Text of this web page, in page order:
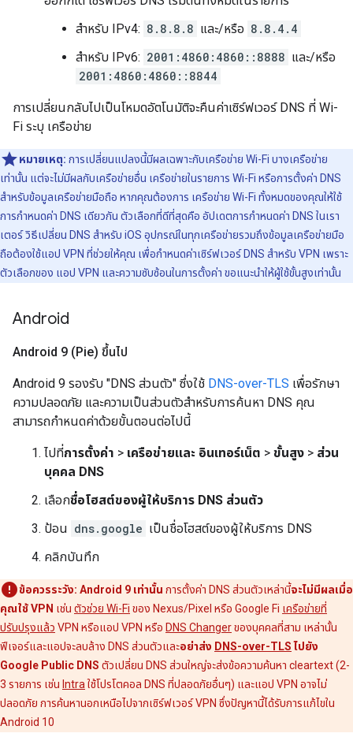
สำหรับ IPv4: 8.8.8.8 และ/หรือ 8.8.4.4
สำหรับ IPv6: 2001:4860:4860::8888 และ/หรือ
2001:4860:4860::8844
การเปลี่ยนกลับไปเป็นโหมดอัตโนมัติจะคืนค่าเซิร์ฟเวอร์ DNS ที่ Wi-
Fi ระบุ เครือข่าย
หมายเหตุ: การเปลี่ยนแปลงนี้มีผลเฉพาะกับเครือข่าย Wi-Fi บางเครือข่าย
เท่านั้น แต่จะไม่มีผลกับเครือข่ายอื่น เครือข่ายในรายการ Wi-Fi หรือการตั้งค่า DNS
สำหรับข้อมูลเครือข่ายมือถือ หากคุณต้องการ เครือข่าย Wi-Fi ทั้งหมดของคุณให้ใช้
การกำหนดค่า DNS เดียวกัน ตัวเลือกที่ดีที่สุดคือ อัปเดตการกำหนดค่า DNS ในเรา
เตอร์ วิธีเปลี่ยน DNS สำหรับ iOS อุปกรณ์ในทุกเครือข่ายรวมถึงข้อมูลเครือข่ายมือ
ถือต้องใช้แอป VPN ที่ช่วยให้คุณ เพื่อกำหนดค่าเซิร์ฟเวอร์ DNS สำหรับ VPN เพราะ
ตัวเลือกของ แอป VPN และความซับซ้อนในการตั้งค่า ขอแนะนำให้ผู้ใช้ขั้นสูงเท่านั้น
Android
Android 9 (Pie) ขึ้นไป
Android 9 รองรับ "DNS ส่วนตัว" ซึ่งใช้ DNS-over-TLS เพื่อรักษา
ความปลอดภัย และความเป็นส่วนตัวสำหรับการค้นหา DNS คุณ
สามารถกำหนดค่าด้วยขั้นตอนต่อไปนี้
ไปที่การตั้งค่า > เครือข่ายและ อินเทอร์เน็ต > ขั้นสูง > ส่วน
บุคคล DNS
เลือกชื่อโฮสต์ของผู้ให้บริการ DNS ส่วนตัว
ป้อน dns.google เป็นชื่อโฮสต์ของผู้ให้บริการ DNS
คลิกบันทึก
ข้อควรระวัง: Android 9 เท่านั้น การตั้งค่า DNS ส่วนตัวเหล่านี้จะไม่มีผลเมื่อ
คุณใช้ VPN เช่น ตัวช่วย Wi-Fi ของ Nexus/Pixel หรือ Google Fi เครือข่ายที่
ปรับปรุงแล้ว VPN หรือแอป VPN หรือ DNS Changerของบุคคลที่สาม เหล่านั้น
ฟีเจอร์และแอปจะลบล้าง DNS ส่วนตัวและอย่าส่ง DNS-over-TLSไปยัง
Google Public DNS ตัวเปลี่ยน DNS ส่วนใหญ่จะส่งข้อความค้นหา cleartext (2-
3 รายการ เช่น Intra ใช้โปรโตคอล DNS ที่ปลอดภัยอื่นๆ) และแอป VPN อาจไม่
ปลอดภัย การค้นหานอกเหนือไปจากเซิร์ฟเวอร์ VPN ซึ่งปัญหานี้ได้รับการแก้ไขใน
Android 10